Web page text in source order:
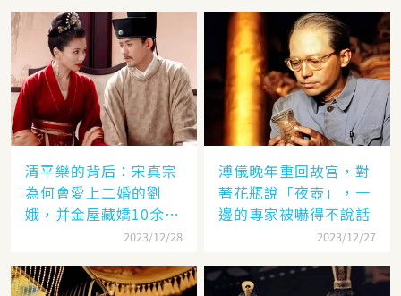
清平樂的背后：宋真宗
為何會愛上二婚的劉
娥，并金屋藏嬌10余
2023/12/28
溥儀晚年重回故宮，對
著花瓶說「夜壺」，一
邊的專家被嚇得不說話
2023/12/27